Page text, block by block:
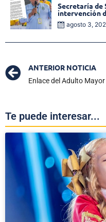
Secretaría de
intervención
deagosto 3,
ANTERIOR NOTICIA
Te puede interesar...